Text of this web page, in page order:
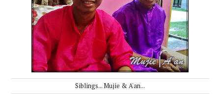
Siblings... Mujie & A'an...